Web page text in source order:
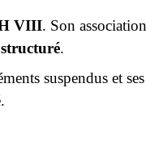
VIII. Son
.
suspendus et